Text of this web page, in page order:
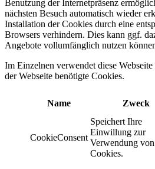
Benutzung der Internetpräsenz
nächsten Besuch automatisch wieder
Installation der Cookies durch eine
Browsers verhindern. Dies kann ggf.
Angebote vollumfänglich nutzen
Im Einzelnen verwendet diese
der Webseite benötigte Cookies.
Name Zweck
CookieConsent
Speichert Ihre
Einwillung zur
Verwendung von
Cookies.